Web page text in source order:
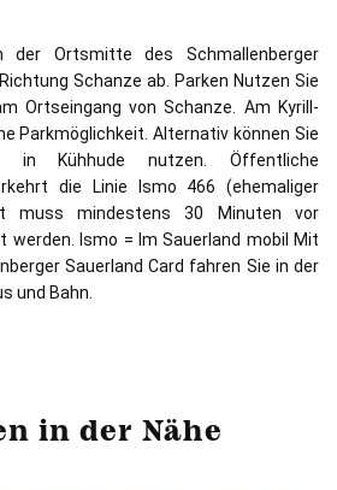
der Ortsmitte des Schmallenberger
Schanze ab. Parken Nutzen Sie
Ortseingang von Schanze. Am Kyrill-
Parkmöglichkeit. Alternativ können Sie
in Kühhude nutzen. Öffentliche
die Linie Ismo 466 (ehemaliger
muss mindestens 30 Minuten vor
werden. Ismo = Im Sauerland mobil Mit
Sauerland Card fahren Sie in der
und Bahn.
in der Nähe